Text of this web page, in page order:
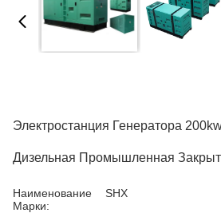
Электростанция Генератора
Дизельная Промышленная
Наименование
Марки:
SHX